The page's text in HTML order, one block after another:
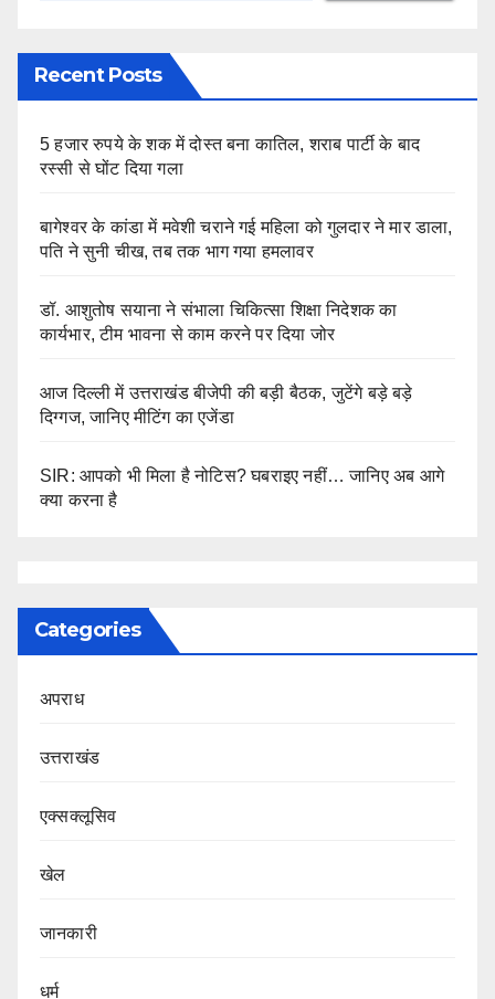
Recent Posts
5 हजार रुपये के शक में दोस्त बना कातिल, शराब पार्टी के बाद
रस्सी से घोंट दिया गला
बागेश्वर के कांडा में मवेशी चराने गई महिला को गुलदार ने मार डाला,
पति ने सुनी चीख, तब तक भाग गया हमलावर
डॉ. आशुतोष सयाना ने संभाला चिकित्सा शिक्षा निदेशक का
कार्यभार, टीम भावना से काम करने पर दिया जोर
आज दिल्ली में उत्तराखंड बीजेपी की बड़ी बैठक, जुटेंगे बड़े बड़े
दिग्गज, जानिए मीटिंग का एजेंडा
SIR: आपको भी मिला है नोटिस? घबराइए नहीं… जानिए अब आगे
क्या करना है
Categories
अपराध
उत्तराखंड
एक्सक्लूसिव
खेल
जानकारी
धर्म